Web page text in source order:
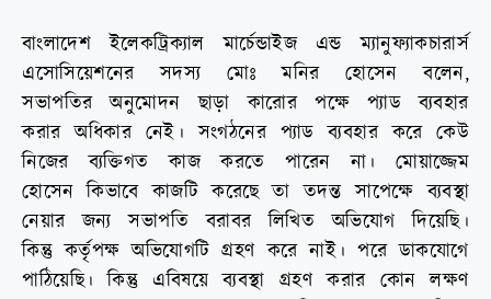
বাংলাদেশ ইলেকট্রিক্যাল মার্চেন্ডাইজ এন্ড ম্যানুফ্যাকচারার্স
এসোসিয়েশনের সদস্য মোঃ মনির হোসেন বলেন,
সভাপতির অনুমোদন ছাড়া কারোর পক্ষে প্যাড ব্যবহার
করার অধিকার নেই। সংগঠনের প্যাড ব্যবহার করে কেউ
নিজের ব্যক্তিগত কাজ করতে পারেন না। মোয়াজ্জেম
হোসেন কিভাবে কাজটি করেছে তা তদন্ত সাপেক্ষে ব্যবস্থা
নেয়ার জন্য সভাপতি বরাবর লিখিত অভিযোগ দিয়েছি।
কিন্তু কর্তৃপক্ষ অভিযোগটি গ্রহণ করে নাই। পরে ডাকযোগে
পাঠিয়েছি। কিন্তু এবিষয়ে ব্যবস্থা গ্রহণ করার কোন লক্ষণ